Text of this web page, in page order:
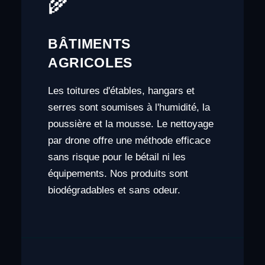
BÂTIMENTS
AGRICOLES
Les toitures d'étables, hangars et
serres sont soumises à l'humidité, la
poussière et la mousse. Le nettoyage
par drone offre une méthode efficace
sans risque pour le bétail ni les
équipements. Nos produits sont
biodégradables et sans odeur.